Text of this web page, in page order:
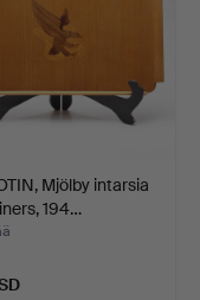
Mjölby intarsia
194…